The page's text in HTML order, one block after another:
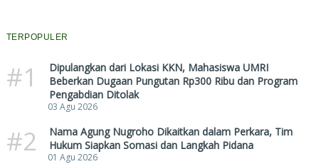
TERPOPULER
#1
Dipulangkan dari Lokasi KKN, Mahasiswa UMRI
Beberkan Dugaan Pungutan Rp300 Ribu dan Program
Pengabdian Ditolak
03 Agu 2026
#2
Nama Agung Nugroho Dikaitkan dalam Perkara, Tim
Hukum Siapkan Somasi dan Langkah Pidana
01 Agu 2026